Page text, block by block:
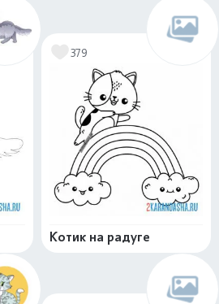
379
Котик на радуге